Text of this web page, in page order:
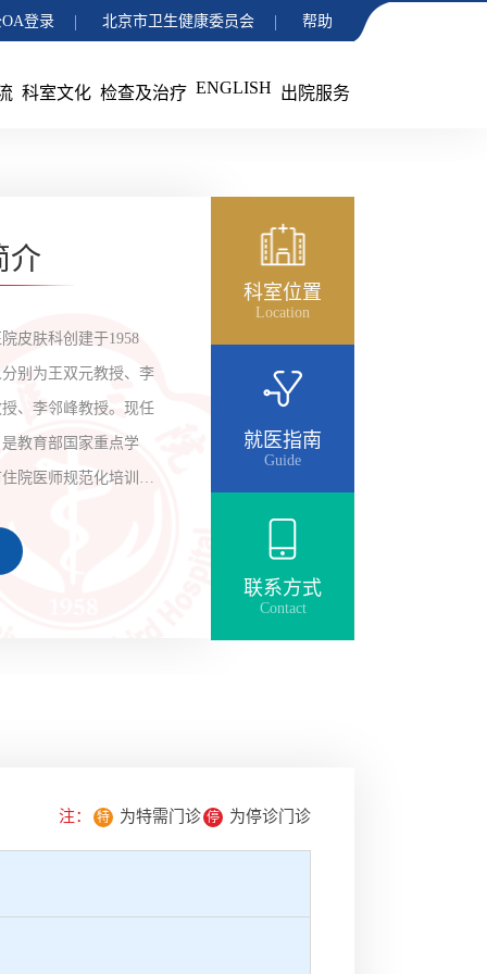
登录 北京市卫生健康委员会 帮助
科室文化 检查及治疗 ENGLISH 出院服务
介
皮肤科创建于1958
别为王双元教授、李
、李邻峰教授。现任
教育部国家重点学
院医师规范化培训基
科室位置
Location
就医指南
Guide
联系方式
Contact
注： 特 为特需门诊 停 为停诊门诊